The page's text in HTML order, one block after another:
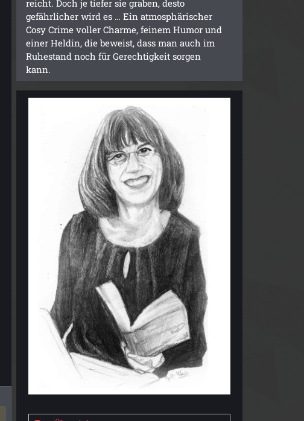
reicht. Doch je tiefer sie graben, desto
gefährlicher wird es … Ein atmosphärischer
Cosy Crime voller Charme, feinem Humor und
einer Heldin, die beweist, dass man auch im
Ruhestand noch für Gerechtigkeit sorgen
kann.